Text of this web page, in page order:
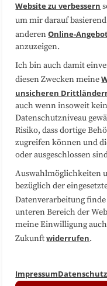
Datenschutzerklärung
Sitemap
Folgen Sie uns
Website zu verbessern
um mir darauf basierend
anderenOnline-
anzuzeigen.
Ich bin auch damit
diesen Zwecken meine
unsicheren
auch wenn insoweit
Datenschutzniveau
Risiko, dass dortige
zugreifen können und
oder ausgeschlossen
Auswahlmöglichkeiten
bezüglich der
Datenverarbeitung
unteren Bereich der
meine Einwilligung
Zukunftwiderrufen.
ImpressumDatenschutz